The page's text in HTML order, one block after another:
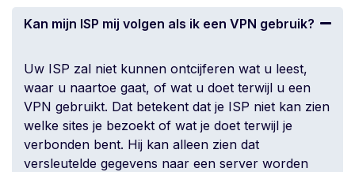
Kan mijn ISP mij volgen als ik een VPN gebruik?
Uw ISP zal niet kunnen ontcijferen wat u leest,
waar u naartoe gaat, of wat u doet terwijl u een
VPN gebruikt. Dat betekent dat je ISP niet kan zien
welke sites je bezoekt of wat je doet terwijl je
verbonden bent. Hij kan alleen zien dat
versleutelde gegevens naar een server worden